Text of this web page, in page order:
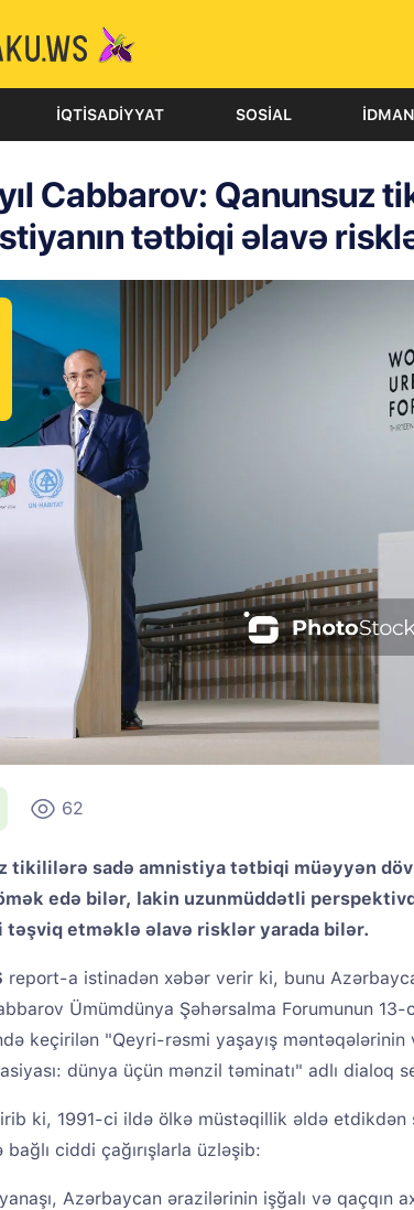
İQTISADIYYAT SOSIAL İDMAN
Cabbarov: Qanunsuz
tətbiqi əlavə
62
tikililərə sadə amnistiya tətbiqi müəyyən
edə bilər, lakin uzunmüddətli
etməklə əlavə risklər yarada bilər.
report-a istinadən xəbər verir ki, bunu
Ümümdünya Şəhərsalma Forumunun 13-
keçirilən "Qeyri-rəsmi yaşayış məntəqələrinin
dünya üçün mənzil təminatı" adlı dialoq
ki, 1991-ci ildə ölkə müstəqillik əldə etdikdən
bağlı ciddi çağırışlarla üzləşib:
Azərbaycan ərazilərinin işğalı və qaçqın